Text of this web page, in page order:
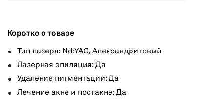
Коротко о товаре
Тип лазера: Nd:YAG, Александритовый
Лазерная эпиляция: Да
Удаление пигментации: Да
Лечение акне и постакне: Да